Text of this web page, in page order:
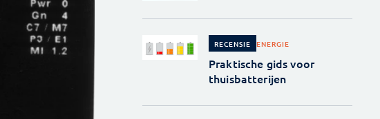
RECENSIE ENERGIE
Praktische gids voor
thuisbatterijen